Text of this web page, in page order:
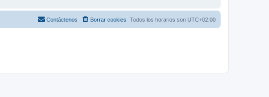
Todos los horarios son UTC+02:00
Borrar cookies
Contáctenos